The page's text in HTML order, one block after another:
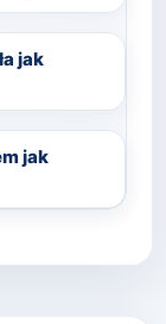
jak
jak